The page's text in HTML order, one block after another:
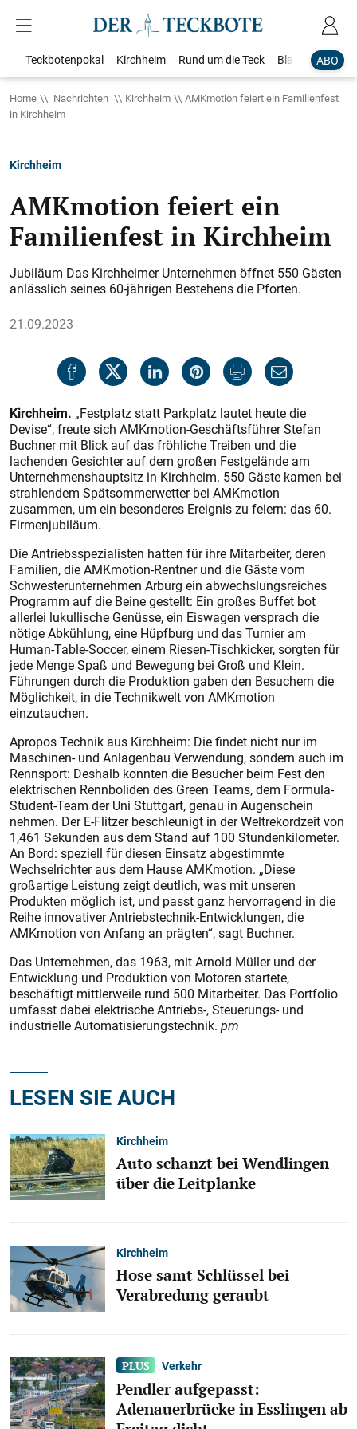
ABO
Teckbotenpokal Kirchheim Rund um die Teck Blaulicht
Home Nachrichten Kirchheim
AMKmotion feiert ein Familienfest
in Kirchheim
Kirchheim
AMKmotion feiert ein
Familienfest in Kirchheim
Jubiläum Das Kirchheimer Unternehmen öffnet 550 Gästen
anlässlich seines 60-jährigen Bestehens die Pforten.
21.09.2023
Kirchheim. „Festplatz statt Parkplatz lautet heute die
Devise“, freute sich AMKmotion-Geschäftsführer Stefan
Buchner mit Blick auf das fröhliche Treiben und die
lachenden Gesichter auf dem großen Festgelände am
Unternehmenshauptsitz in Kirchheim. 550 Gäste kamen bei
strahlendem Spätsommerwetter bei AMKmotion
zusammen, um ein besonderes Ereignis zu feiern: das 60.
Firmenjubiläum.
Die Antriebsspezialisten hatten für ihre Mitarbeiter, deren
Familien, die AMKmotion-Rentner und die Gäste vom
Schwesterunternehmen Arburg ein abwechslungsreiches
Programm auf die Beine gestellt: Ein großes Buffet bot
allerlei lukullische Genüsse, ein Eiswagen versprach die
nötige Abkühlung, eine Hüpfburg und das Turnier am
Human-Table-Soccer, einem Riesen-Tischkicker, sorgten für
jede Menge Spaß und Bewegung bei Groß und Klein.
Führungen durch die Produktion gaben den Besuchern die
Möglichkeit, in die Technikwelt von AMKmotion
einzutauchen.
Apropos Technik aus Kirchheim: Die findet nicht nur im
Maschinen- und Anlagenbau Verwendung, sondern auch im
Rennsport: Deshalb konnten die Besucher beim Fest den
elektrischen Rennboliden des Green Teams, dem Formula-
Student-Team der Uni Stuttgart, genau in Augenschein
nehmen. Der E-Flitzer beschleunigt in der Weltrekordzeit von
1,461 Sekunden aus dem Stand auf 100 Stundenkilometer.
An Bord: speziell für diesen Einsatz abgestimmte
Wechselrichter aus dem Hause AMKmotion. „Diese
großartige Leistung zeigt deutlich, was mit unseren
Produkten möglich ist, und passt ganz hervorragend in die
Reihe innovativer Antriebstechnik-Entwicklungen, die
AMKmotion von Anfang an prägten“, sagt Buchner.
Das Unternehmen, das 1963, mit Arnold Müller und der
Entwicklung und Produktion von Motoren startete,
beschäftigt mittlerweile rund 500 Mitarbeiter. Das Portfolio
umfasst dabei elektrische Antriebs-, Steue­rungs- und
industrielle Automatisierungstechnik. pm
LESEN SIE AUCH
Kirchheim
Auto schanzt bei Wendlingen
über die Leitplanke
Kirchheim
Hose samt Schlüssel bei
Verabredung geraubt
Verkehr
Pendler aufgepasst:
Adenauerbrücke in Esslingen ab